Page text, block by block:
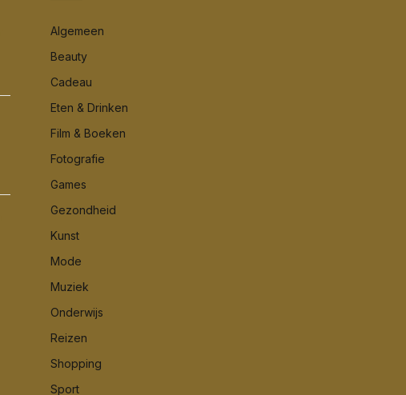
Algemeen
Beauty
Cadeau
Eten & Drinken
Film & Boeken
Fotografie
Games
Gezondheid
Kunst
Mode
Muziek
Onderwijs
Reizen
Shopping
Sport